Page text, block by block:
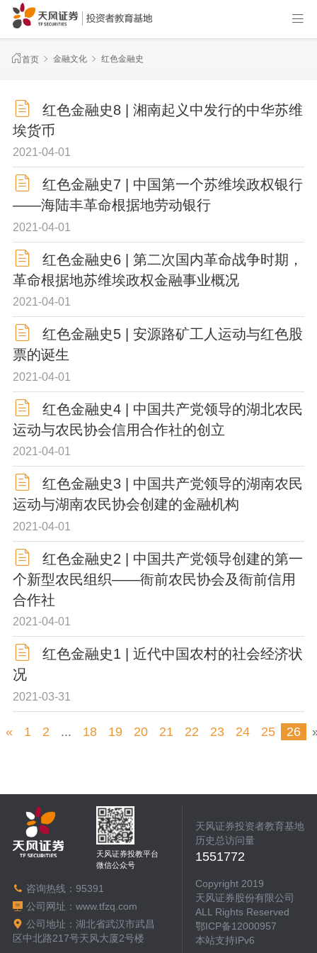
首页 金融文化 红色金融史
红色金融史8 | 湘南起义中发行的中华苏维
埃货币
2021-04-01
红色金融史7 | 中国第一个苏维埃政权银行
——海陆丰革命根据地劳动银行
2021-04-01
红色金融史6 | 第二次国内革命战争时期，
革命根据地苏维埃政权金融事业概况
2021-04-01
红色金融史5 | 安源路矿工人运动与红色股
票的诞生
2021-04-01
红色金融史4 | 中国共产党领导的湖北农民
运动与农民协会信用合作社的创立
2021-04-01
红色金融史3 | 中国共产党领导的湖南农民
运动与湖南农民协会创建的金融机构
2021-04-01
红色金融史2 | 中国共产党领导创建的第一
个新型农民组织——衙前农民协会及衙前信用
合作社
2021-04-01
红色金融史1 | 近代中国农村的社会经济状
况
2021-03-31
« 1 2 ... 18 19 20 21 22 23 24 25 26
天风证券投教平台
微信公众号
咨询热线： 95391
公司网址： www.tfzq.com
公司地址：湖北省武汉市武昌
区中北路217号天风大厦2号楼
天风证券投资者教育基地
历史总访问量
1551772
Copyright 2019
天风证券股份有限公司
ALL Rights Reserved
鄂ICP备12000957
本站支持IPv6